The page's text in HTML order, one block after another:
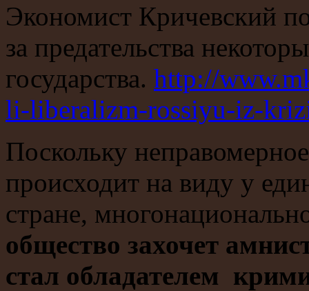
Экономист Кричевский
за предательства
государства. http://
li-liberalizm-rossiyu-iz-
Поскольку
происходит на виду у
стране,
общество захочет
стал обладателем